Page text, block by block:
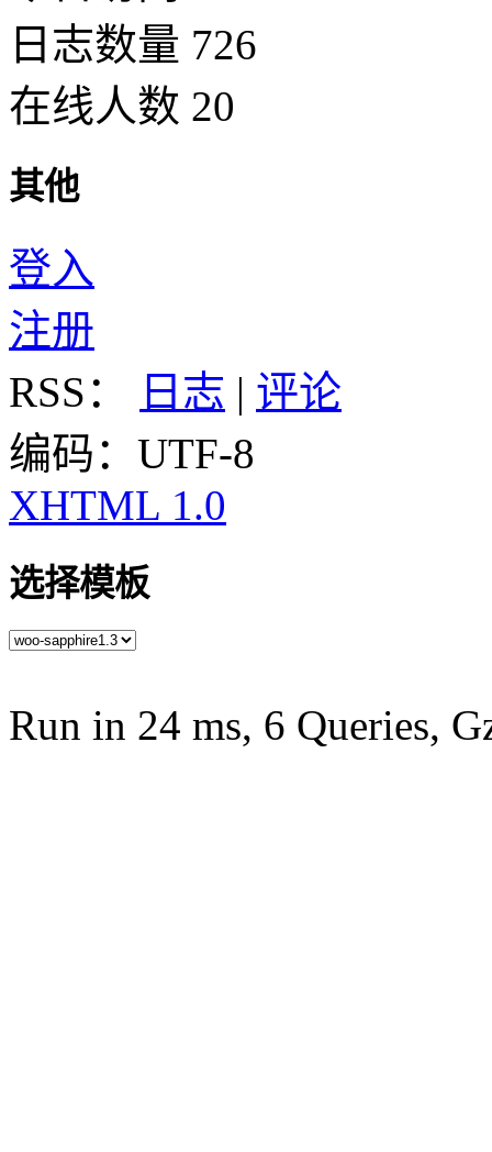
日志数量 726
在线人数 20
其他
登入
注册
RSS：
日志 | 评论
编码：UTF-8
XHTML 1.0
选择模板
Run in 24 ms, 6 Queries,